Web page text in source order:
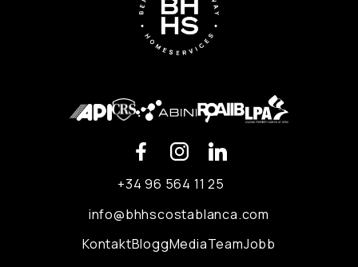
+34 96 564 11 25
info@bhhscostablanca.com
KontaktBloggMediaTeamJobb